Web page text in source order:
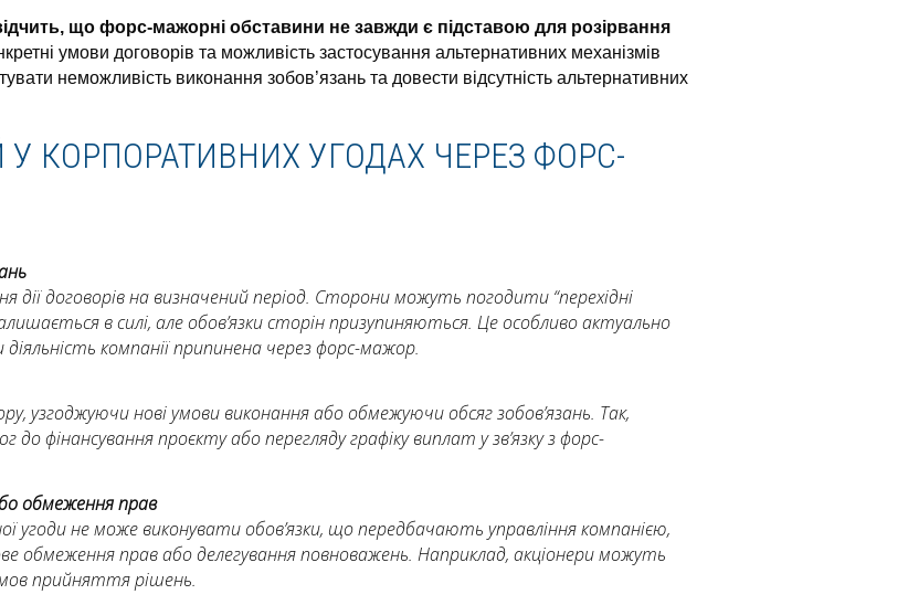
що форс-мажорні обставини не завжди є підставою для розірвання
умови договорів та можливість застосування альтернативних механізмів
неможливість виконання зобов’язань та довести відсутність альтернативних
У КОРПОРАТИВНИХ УГОДАХ ЧЕРЕЗ ФОРС-
дії договорів на визначений період. Сторони можуть погодити “перехідні
в силі, але обов’язки сторін призупиняються. Це особливо актуально
діяльність компанії припинена через форс-мажор.
узгоджуючи нові умови виконання або обмежуючи обсяг зобов’язань. Так,
фінансування проєкту або перегляду графіку виплат у зв’язку з форс-
обмеження прав
угоди не може виконувати обов’язки, що передбачають управління компанією,
прав або делегування повноважень. Наприклад, акціонери можуть
прийняття рішень.